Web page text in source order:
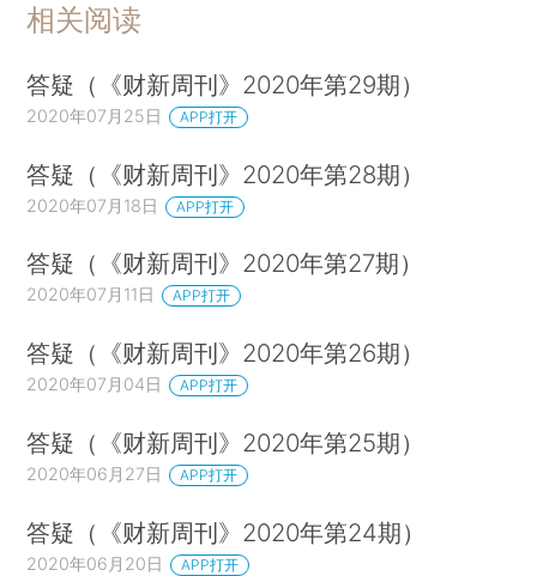
相关阅读
答疑（《财新周刊》2020年第29期）
2020年07月25日 APP打开
答疑（《财新周刊》2020年第28期）
2020年07月18日 APP打开
答疑（《财新周刊》2020年第27期）
2020年07月11日 APP打开
答疑（《财新周刊》2020年第26期）
2020年07月04日 APP打开
答疑（《财新周刊》2020年第25期）
2020年06月27日 APP打开
答疑（《财新周刊》2020年第24期）
2020年06月20日 APP打开